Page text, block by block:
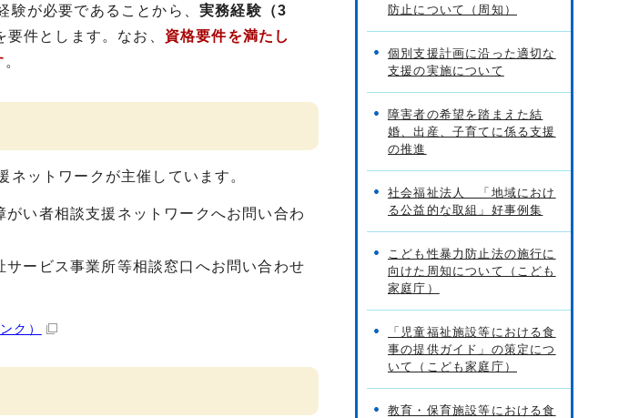
験が必要であることから、実務経験（3
要件とします。なお、 資格要件を満たし
。
ットワークが主催しています。
い者相談支援ネットワークへお問い合わ
ービス事業所等相談窓口へお問い合わせ
ク）
防止について（周知）
個別支援計画に沿った適切な
支援の実施について
障害者の希望を踏まえた結
婚、出産、子育てに係る支援
の推進
社会福祉法人 「地域におけ
る公益的な取組」好事例集
こども性暴力防止法の施行に
向けた周知について（こども
家庭庁）
「児童福祉施設等における食
事の提供ガイド」の策定につ
いて（こども家庭庁）
教育・保育施設等における食